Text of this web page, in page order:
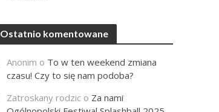
Ostatnio komentowane
Anonim o To w ten weekend zmiana
czasu! Czy to się nam podoba?
Zatroskany rodzic o Za nami